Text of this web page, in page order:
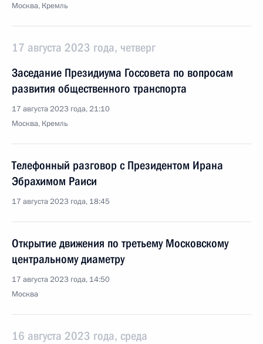
Москва, Кремль
17 августа 2023 года, четверг
Заседание Президиума Госсовета по вопросам
развития общественного транспорта
17 августа 2023 года, 21:10
Москва, Кремль
Телефонный разговор с Президентом Ирана
Эбрахимом Раиси
17 августа 2023 года, 18:45
Открытие движения по третьему Московскому
центральному диаметру
17 августа 2023 года, 14:50
Москва
16 августа 2023 года, среда